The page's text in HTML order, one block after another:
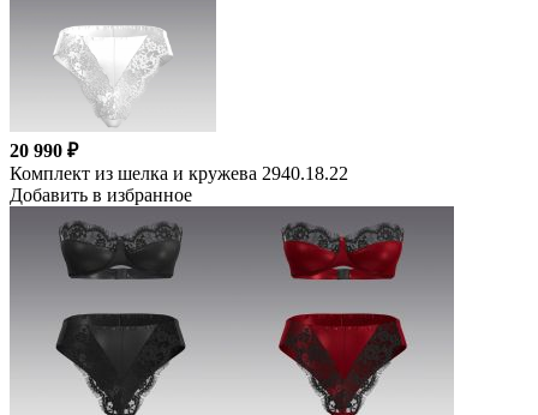
20 990 ₽
Комплект из шелка и кружева 2940.18.22
Добавить в избранное